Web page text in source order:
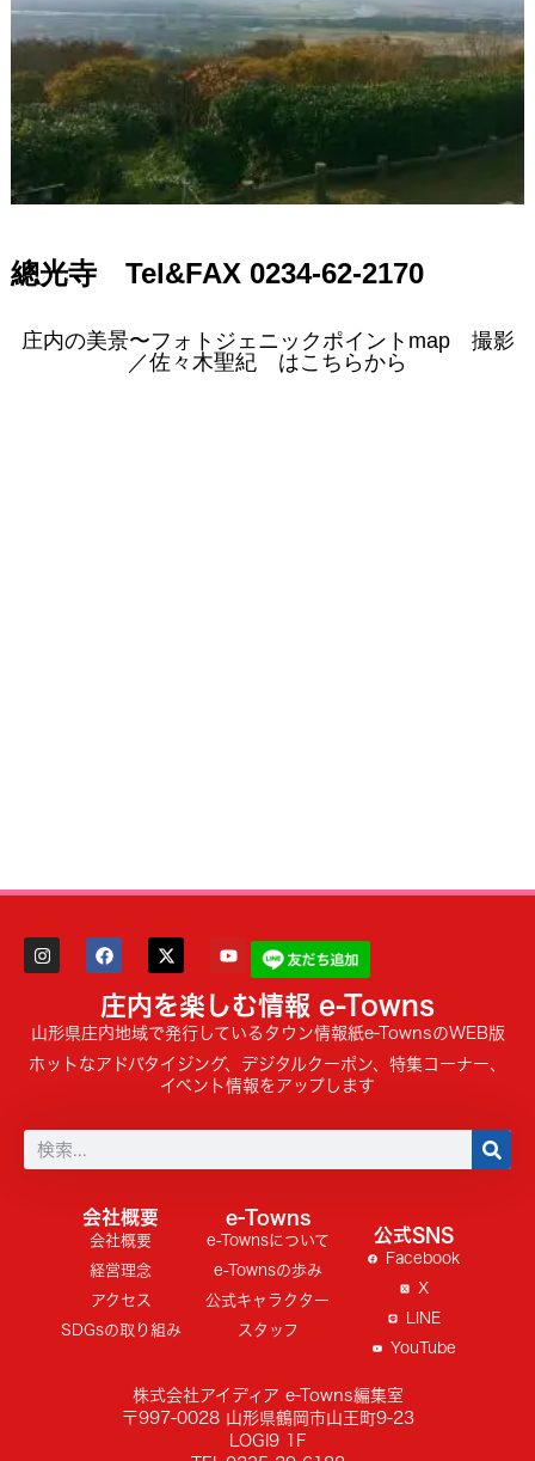
總光寺 Tel&FAX 0234-62-2170
庄内の美景〜フォトジェニックポイントmap 撮影
／佐々木聖紀 はこちらから
庄内を楽しむ情報 e-Towns
山形県庄内地域で発行しているタウン情報紙e-TownsのWEB版
ホットなアドバタイジング、デジタルクーポン、特集コーナー、
イベント情報をアップします
会社概要
会社概要
経営理念
アクセス
SDGsの取り組み
e-Towns
e-Townsについて
e-Townsの歩み
公式キャラクター
スタッフ
公式SNS
Facebook
X
LINE
YouTube
株式会社アイディア e-Towns編集室
〒997-0028 山形県鶴岡市山王町9-23
LOGI9 1F